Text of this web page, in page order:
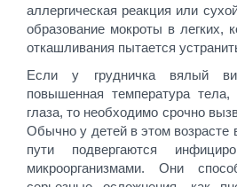
аллергическая реакция или
образование мокроты в легких,
откашливания пытается
Если у грудничка вялый
повышенная температура
глаза, то необходимо срочно
Обычно у детей в этом возрасте
пути подвергаются
микроорганизмами. Они